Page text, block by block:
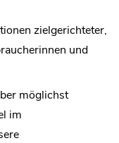
zielgerichteter,
und
möglichst
im